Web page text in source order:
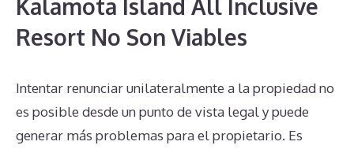
Kalamota Island All Inclusive
Resort No Son Viables
Intentar renunciar unilateralmente a la propiedad no
es posible desde un punto de vista legal y puede
generar más problemas para el propietario. Es